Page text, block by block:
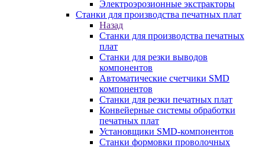
Электроэрозионные экстракторы
Станки для производства печатных плат
Назад
Станки для производства печатных
плат
Станки для резки выводов
компонентов
Автоматические счетчики SMD
компонентов
Станки для резки печатных плат
Конвейерные системы обработки
печатных плат
Установщики SMD-компонентов
Станки формовки проволочных